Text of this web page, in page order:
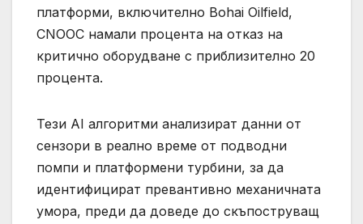
платформи, включително Bohai Oilfield,
CNOOC намали процента на отказ на
критично оборудване с приблизително 20
процента.
Тези AI алгоритми анализират данни от
сензори в реално време от подводни
помпи и платформени турбини, за да
идентифицират превантивно механичната
умора, преди да доведе до скъпоструващ